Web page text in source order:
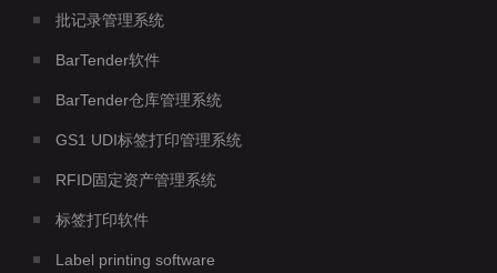
批记录管理系统
BarTender软件
BarTender仓库管理系统
GS1 UDI标签打印管理系统
RFID固定资产管理系统
标签打印软件
Label printing software